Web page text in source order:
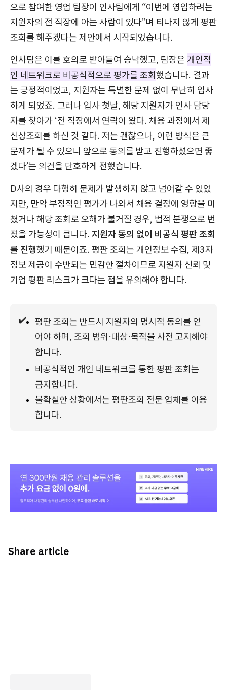
으로 참여한 영업 팀장이 인사팀에게 “이번에 영입하려는
지원자의 전 직장에 아는 사람이 있다”며 티나지 않게 평판
조회를 해주겠다는 제안에서 시작되었습니다.
인사팀은 이를 호의로 받아들여 승낙했고, 팀장은 개인적
인 네트워크로 비공식적으로 평가를 조회했습니다. 결과
는 긍정적이었고, 지원자는 특별한 문제 없이 무난히 입사
하게 되었죠. 그러나 입사 첫날, 해당 지원자가 인사 담당
자를 찾아가 ‘전 직장에서 연락이 왔다. 채용 과정에서 제
신상조회를 하신 것 같다. 저는 괜찮으나, 이런 방식은 큰
문제가 될 수 있으니 앞으로 동의를 받고 진행하셨으면 좋
겠다’는 의견을 단호하게 전했습니다.
D사의 경우 다행히 문제가 발생하지 않고 넘어갈 수 있었
지만, 만약 부정적인 평가가 나와서 채용 결정에 영향을 미
쳤거나 해당 조회로 오해가 불거질 경우, 법적 분쟁으로 번
졌을 가능성이 큽니다. 지원자 동의 없이 비공식 평판 조회
를 진행했기 때문이죠. 평판 조회는 개인정보 수집, 제3자
정보 제공이 수반되는 민감한 절차이므로 지원자 신뢰 및
기업 평판 리스크가 크다는 점을 유의해야 합니다.
✔️
평판 조회는 반드시 지원자의 명시적 동의를 얻
어야 하며, 조회 범위·대상·목적을 사전 고지해야
합니다.
비공식적인 개인 네트워크를 통한 평판 조회는
금지합니다.
불확실한 상황에서는 평판조회 전문 업체를 이용
합니다.
Share article